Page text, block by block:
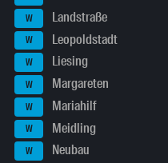
W Landstraße
W Leopoldstadt
W Liesing
W Margareten
W Mariahilf
W Meidling
W Neubau